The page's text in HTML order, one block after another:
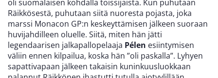
oli suomalaisen kohdalla toissijaista. Kun puhutaan
Räikkösestä, puhutaan siitä nuoresta pojasta, joka
marssi Monacon GP:n keskeyttämisen jälkeen suoraan
huvijahdilleen oluelle. Siitä, miten hän jätti
legendaarisen jalkapallopelaaja Pélen esiintymisen
väliin ennen kilpailua, koska hän ”oli paskalla”. Lyhyen
sapattivapaan jälkeen takaisin kuninkuusluokkaan